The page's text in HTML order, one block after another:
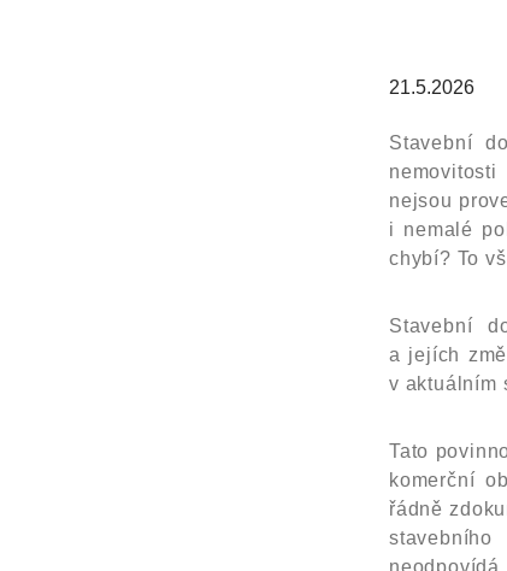
21.5.2026
Stavební
nejsou
i nemalé
chybí? To
Stavební
a jejích
v aktuálním
Tato
komerční
řádně